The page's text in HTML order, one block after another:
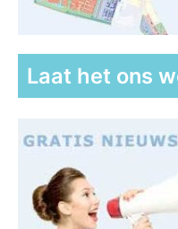
Laat het ons